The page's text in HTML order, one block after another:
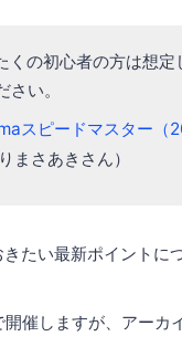
の初心者の方は想
い。
スピードマスター（
まさあきさん）
たい最新ポイントに
開催しますが、アー